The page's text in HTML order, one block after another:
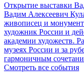
Открытие выставки
Вадим Алексеевич
живописец и
художник России и
академии художеств.
музеях России и за
гармоничным
Смотреть все события